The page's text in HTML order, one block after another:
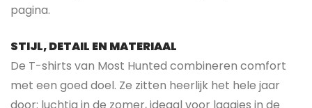
pagina.
STIJL, DETAIL EN MATERIAAL
De T-shirts van Most Hunted combineren comfort
met een goed doel. Ze zitten heerlijk het hele jaar